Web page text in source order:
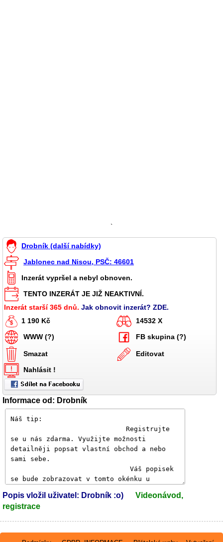
`
Drobník (další nabídky)
Jablonec nad Nisou, PSČ: 46601
Inzerát vypršel a nebyl obnoven.
TENTO INZERÁT JE JIŽ NEAKTIVNÍ.
Inzerát starší 365 dnů. Jak obnovit inzerát? ZDE.
1 190 Kč
14532 X
WWW (?)
FB skupina (?)
Smazat
Editovat
Nahlásit !
Informace od: Drobník
Popis vložil uživatel: Drobník :o)
Videonávod,
registrace